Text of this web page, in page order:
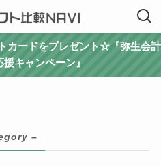
カードをプレゼント☆『弥生会計
キャンペーン』
–